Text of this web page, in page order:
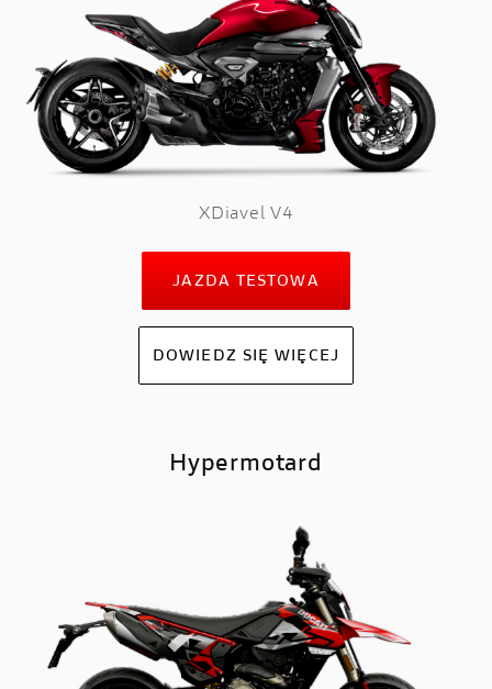
XDiavel V4
JAZDA TESTOWA
DOWIEDZ SIĘ WIĘCEJ
Hypermotard